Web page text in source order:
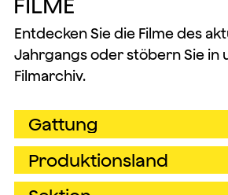
Entdecken Sie die Filme des
Jahrgangs oder stöbern Sie in
Filmarchiv.